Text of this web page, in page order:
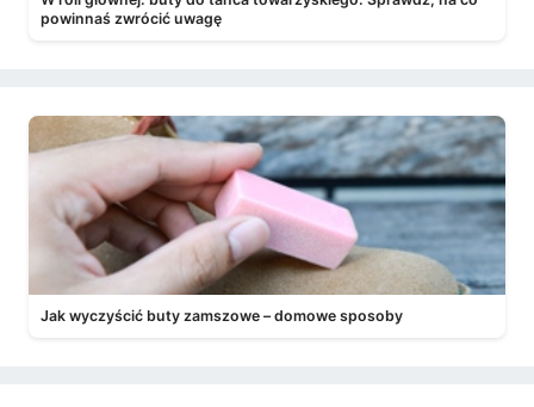
powinnaś zwrócić uwagę
Jak wyczyścić buty zamszowe – domowe sposoby